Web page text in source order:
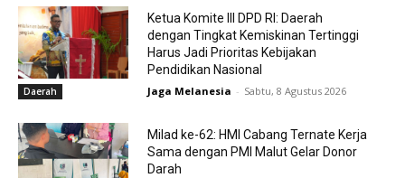
Daerah
Ketua Komite III DPD RI: Daerah
dengan Tingkat Kemiskinan Tertinggi
Harus Jadi Prioritas Kebijakan
Pendidikan Nasional
Jaga Melanesia - Sabtu, 8 Agustus 2026
Milad ke-62: HMI Cabang Ternate Kerja
Sama dengan PMI Malut Gelar Donor
Darah